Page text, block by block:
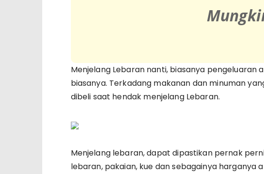
Menjelang Lebaran nanti, biasanya pengeluaran
biasanya. Terkadang makanan dan minuman
dibeli saat hendak menjelang Lebaran.
Menjelang lebaran, dapat dipastikan pernak
lebaran, pakaian, kue dan sebagainya harganya